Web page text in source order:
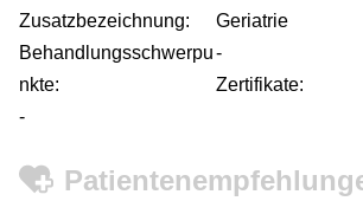
Zusatzbezeichnung:
Geriatrie
Behandlungsschwerpu
nkte:
-
Zertifikate:
-